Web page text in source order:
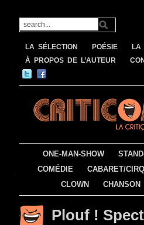
LA SÉLECTION POÉSIE LA
À PROPOS DE L’AUTEUR
ONE-MAN-SHOW
COMÉDIE
CABARET/
CLOWN
CHANSON
Plouf !